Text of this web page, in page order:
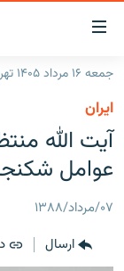
لینک‌های
قابلیت
دسترسی
بازگشت
به
منوی
اصلی
رفتن
صفحه
جستجو
ایران
جهان
برنامه‌های رادیویی
پادکست
چندرسانه‌ای
جمعه ۱۶ مرداد ۱۴۰۵ تهران ۲۳:۴۰
ايران
آيت الله
عوامل
۰۷/مرداد/۱۳۸۸
ارسال